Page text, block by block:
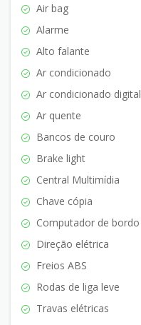
Air bag
Alarme
Alto falante
Ar condicionado
Ar condicionado digital
Ar quente
Bancos de couro
Brake light
Central Multimídia
Chave cópia
Computador de bordo
Direção elétrica
Freios ABS
Rodas de liga leve
Travas elétricas